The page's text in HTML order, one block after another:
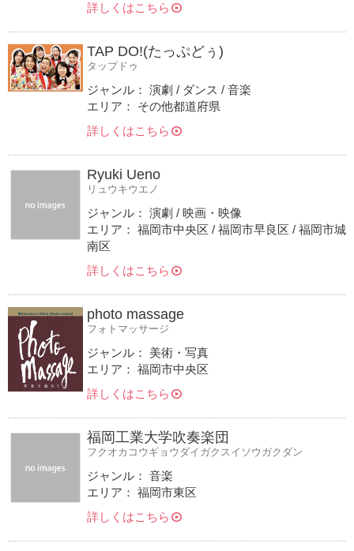
詳しくはこちら
TAP DO!(たっぷどぅ)
タップドゥ
ジャンル： 演劇 / ダンス / 音楽
エリア： その他都道府県
詳しくはこちら
Ryuki Ueno
リュウキウエノ
ジャンル： 演劇 / 映画・映像
エリア： 福岡市中央区 / 福岡市早良区 / 福岡市城
南区
詳しくはこちら
photo massage
フォトマッサージ
ジャンル： 美術・写真
エリア： 福岡市中央区
詳しくはこちら
福岡工業大学吹奏楽団
フクオカコウギョウダイガクスイソウガクダン
ジャンル： 音楽
エリア： 福岡市東区
詳しくはこちら